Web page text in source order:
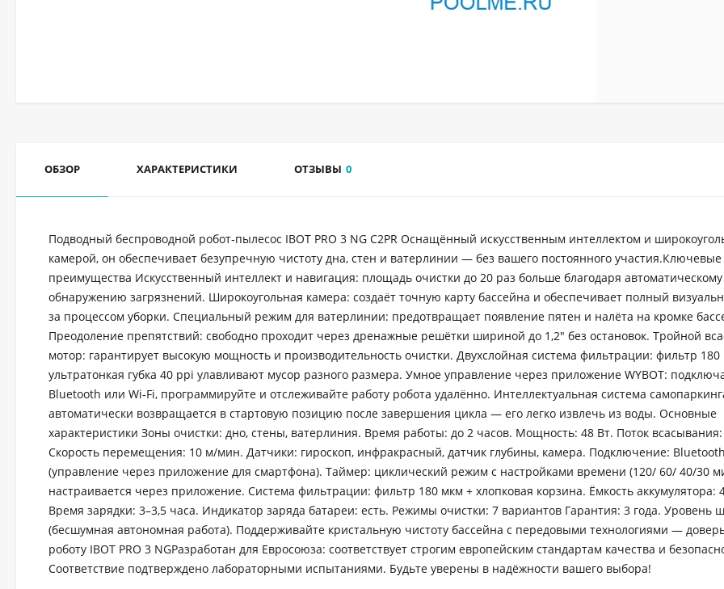
ОБЗОР ХАРАКТЕРИСТИКИ ОТЗЫВЫ 0
Подводный беспроводной робот‑пылесос IBOT PRO 3 NG C2PR Оснащённый искусственным интеллектом и
камерой, он обеспечивает безупречную чистоту дна, стен и ватерлинии — без вашего постоянного участия.Ключевые
преимущества Искусственный интеллект и навигация: площадь очистки до 20 раз больше благодаря автоматическому
обнаружению загрязнений. Широкоугольная камера: создаёт точную карту бассейна и обеспечивает полный
за процессом уборки. Специальный режим для ватерлинии: предотвращает появление пятен и налёта на кромке
Преодоление препятствий: свободно проходит через дренажные решётки шириной до 1,2" без остановок. Тройной
мотор: гарантирует высокую мощность и производительность очистки. Двухслойная система фильтрации: фильтр
ультратонкая губка 40 ppi улавливают мусор разного размера. Умное управление через приложение WYBOT:
Bluetooth или Wi‑Fi, программируйте и отслеживайте работу робота удалённо. Интеллектуальная система
автоматически возвращается в стартовую позицию после завершения цикла — его легко извлечь из воды. Основные
характеристики Зоны очистки: дно, стены, ватерлиния. Время работы: до 2 часов. Мощность: 48 Вт. Поток всасывания:
Скорость перемещения: 10 м/мин. Датчики: гироскоп, инфракрасный, датчик глубины, камера. Подключение:
(управление через приложение для смартфона). Таймер: циклический режим с настройками времени (120/ 60/ 40/30
настраивается через приложение. Система фильтрации: фильтр 180 мкм + хлопковая корзина. Ёмкость аккумулятора:
Время зарядки: 3–3,5 часа. Индикатор заряда батареи: есть. Режимы очистки: 7 вариантов Гарантия: 3 года. Уровень
(бесшумная автономная работа). Поддерживайте кристальную чистоту бассейна с передовыми технологиями —
роботу IBOT PRO 3 NGРазработан для Евросоюза: соответствует строгим европейским стандартам качества и
Соответствие подтверждено лабораторными испытаниями. Будьте уверены в надёжности вашего выбора!